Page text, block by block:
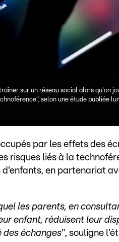
sur un réseau social alors qu'on
selon une étude publiée
par les effets des
risques liés à la
en partenariat
les parents, en
enfant, réduisent leur
échanges", souligne